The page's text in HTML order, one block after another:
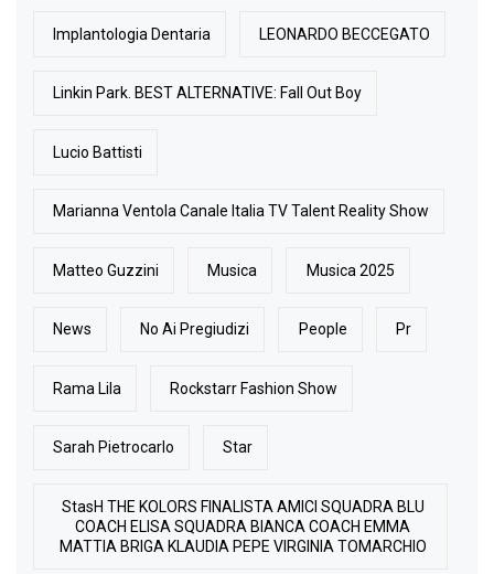
Implantologia Dentaria LEONARDO BECCEGATO
Linkin Park. BEST ALTERNATIVE: Fall Out Boy
Lucio Battisti
Marianna Ventola Canale Italia TV Talent Reality Show
Matteo Guzzini Musica Musica 2025
News No Ai Pregiudizi People Pr
Rama Lila Rockstarr Fashion Show
Sarah Pietrocarlo Star
StasH THE KOLORS FINALISTA AMICI SQUADRA BLU
COACH ELISA SQUADRA BIANCA COACH EMMA
MATTIA BRIGA KLAUDIA PEPE VIRGINIA TOMARCHIO